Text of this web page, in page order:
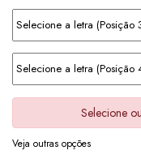
Selecione
Veja outras opções